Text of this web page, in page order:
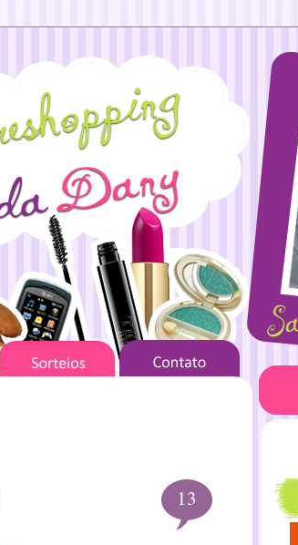
13